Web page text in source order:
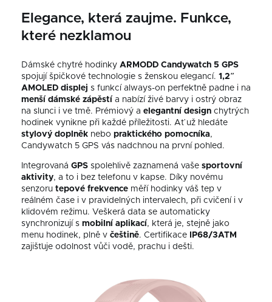
Elegance, která zaujme. Funkce,
které nezklamou
Dámské chytré hodinky ARMODD Candywatch 5 GPS
spojují špičkové technologie s ženskou elegancí. 1,2″
AMOLED displej s funkcí always-on perfektně padne i na
menší dámské zápěstí a nabízí živé barvy i ostrý obraz
na slunci i ve tmě. Prémiový a elegantní design chytrých
hodinek vynikne při každé příležitosti. Ať už hledáte
stylový doplněk nebo praktického pomocníka,
Candywatch 5 GPS vás nadchnou na první pohled.
Integrovaná GPS spolehlivě zaznamená vaše sportovní
aktivity, a to i bez telefonu v kapse. Díky novému
senzoru tepové frekvence měří hodinky váš tep v
reálném čase i v pravidelných intervalech, při cvičení i v
klidovém režimu. Veškerá data se automaticky
synchronizují s mobilní aplikací, která je, stejně jako
menu hodinek, plně v češtině. Certifikace
IP68/3ATM
zajišťuje odolnost vůči vodě, prachu i dešti.